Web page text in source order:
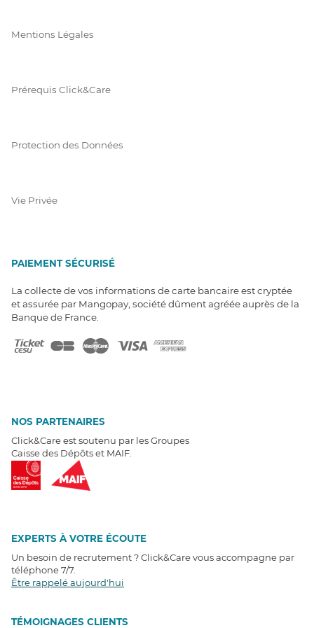
Mentions Légales
Prérequis Click&Care
Protection des Données
Vie Privée
PAIEMENT SÉCURISÉ
La collecte de vos informations de carte bancaire est cryptée
et assurée par Mangopay, société dûment agréée auprès de la
Banque de France.
NOS PARTENAIRES
Click&Care est soutenu par les Groupes
Caisse des Dépôts et MAIF.
EXPERTS À VOTRE ÉCOUTE
Un besoin de recrutement ? Click&Care vous accompagne par
téléphone 7/7
Être rappelé aujourd'hui
TÉMOIGNAGES CLIENTS